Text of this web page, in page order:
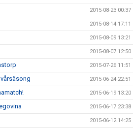
2015-08-23 00:37
2015-08-14 17:11
2015-08-09 13:21
2015-08-07 12:50
2015-07-26 11:51
2015-06-24 22:51
2015-06-19 13:20
2015-06-17 23:38
2015-06-12 14:25